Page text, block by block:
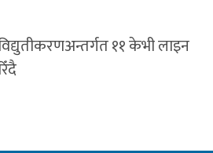
११ केभी लाइन